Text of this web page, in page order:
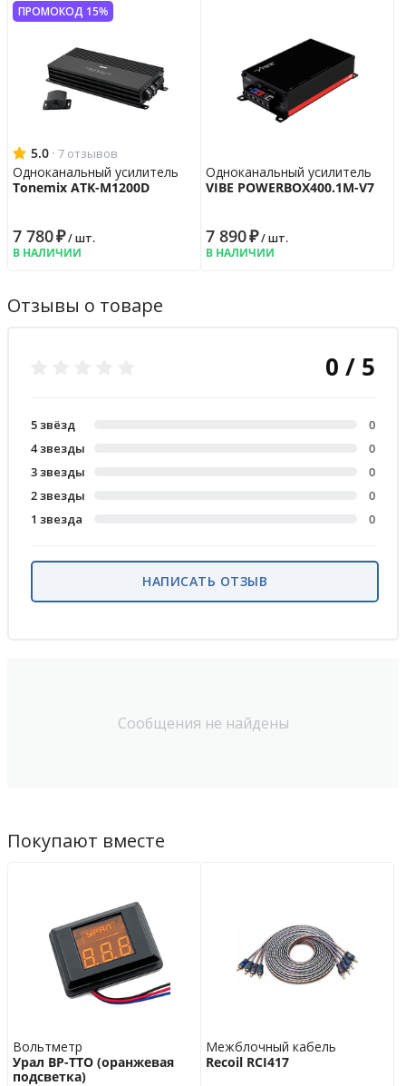
ПРОМОКОД 15%
5.0 · 7 отзывов
Одноканальный усилитель
Tonemix ATK-M1200D
7 780₽/ шт.
В НАЛИЧИИ
Одноканальный усилитель
VIBE POWERBOX400.1M-V7
7 890₽/ шт.
В НАЛИЧИИ
Отзывы о товаре
Сообщения не найдены
0 / 5
5 звёзд
0
4 звезды
0
3 звезды
0
2 звезды
0
1 звезда
0
НАПИСАТЬ ОТЗЫВ
Покупают вместе
Вольтметр
Урал ВР-ТТО (оранжевая
подсветка)
Межблочный кабель
Recoil RCI417